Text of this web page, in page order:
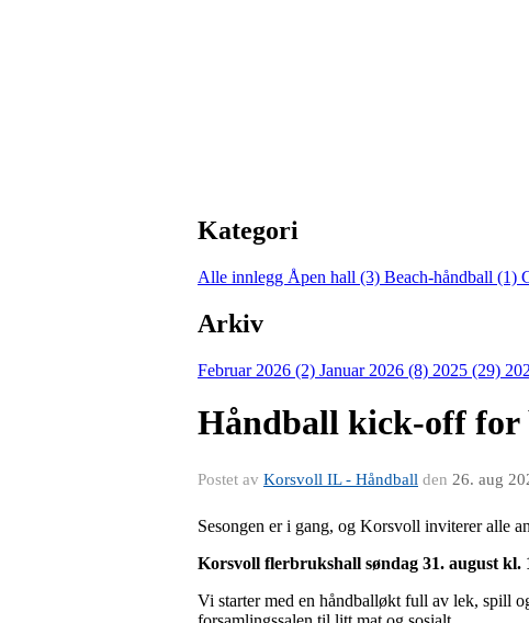
Kategori
Alle innlegg Åpen hall (3) Beach-håndball (1)
Arkiv
Februar 2026 (2) Januar 2026 (8) 2025 (29)
Håndball kick-off for
Postet av Korsvoll IL - Håndball den 26. aug
Sesongen er i gang, og Korsvoll inviterer alle
Korsvoll flerbrukshall søndag 31. august kl.
Vi starter med en håndballøkt full av lek, spill